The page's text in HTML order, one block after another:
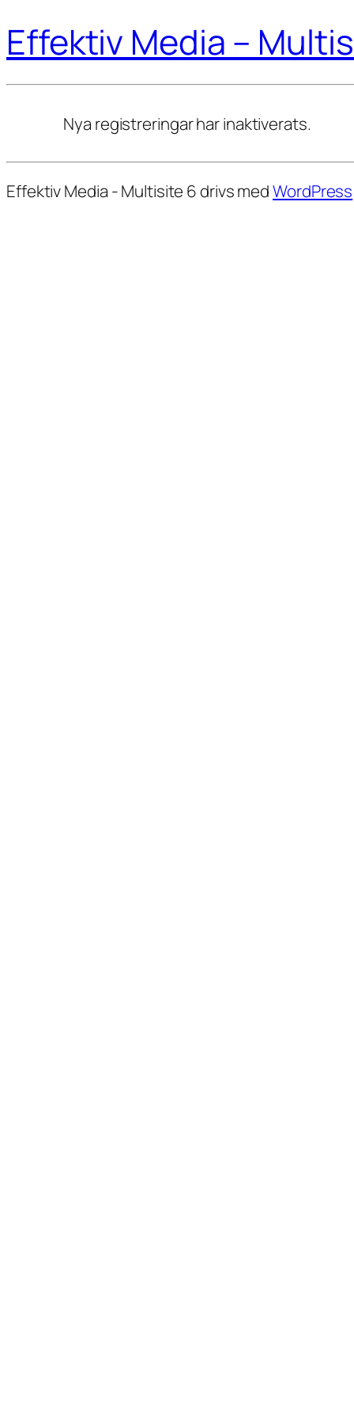
Effektiv Media –
Nya registreringar har inaktiverats.
Effektiv Media - Multisite 6 drivs medWordPress